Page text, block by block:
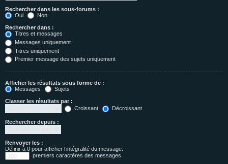
Rechercher dans les sous-forums :
Oui
Non
Rechercher dans :
Titres et messages
Messages uniquement
Titres uniquement
Premier message des sujets uniquement
Afficher les résultats sous forme de :
Messages
Sujets
Classer les résultats par :
Croissant
Décroissant
Rechercher depuis :
Renvoyer les :
Définir à 0 pour afficher l’intégralité du message.
premiers caractères des messages